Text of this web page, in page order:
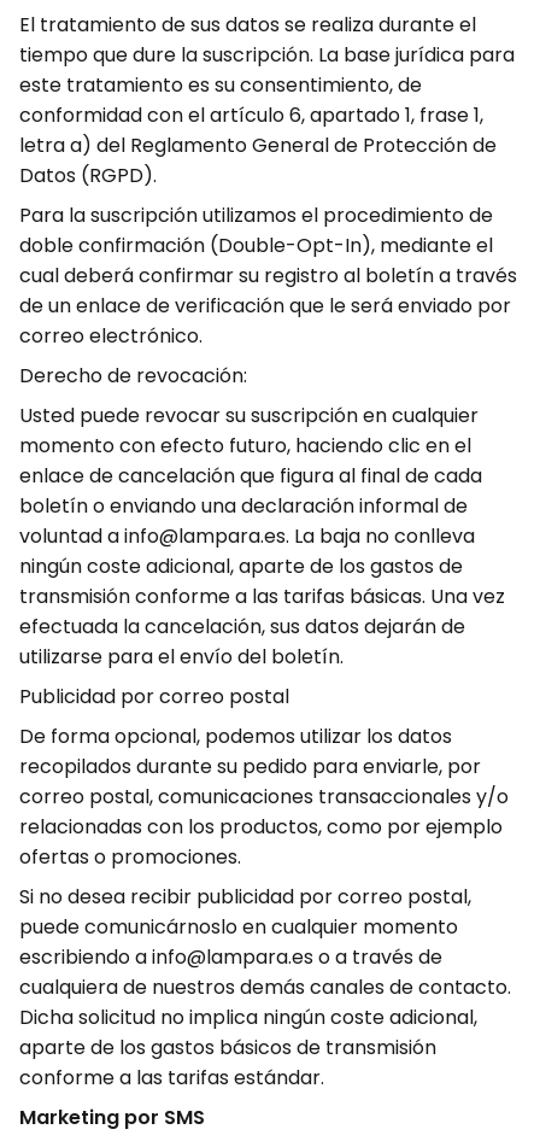
El tratamiento de sus datos se realiza durante el
tiempo que dure la suscripción. La base jurídica para
este tratamiento es su consentimiento, de
conformidad con el artículo 6, apartado 1, frase 1,
letra a) del Reglamento General de Protección de
Datos (RGPD).
Para la suscripción utilizamos el procedimiento de
doble confirmación (Double-Opt-In), mediante el
cual deberá confirmar su registro al boletín a través
de un enlace de verificación que le será enviado por
correo electrónico.
Derecho de revocación:
Usted puede revocar su suscripción en cualquier
momento con efecto futuro, haciendo clic en el
enlace de cancelación que figura al final de cada
boletín o enviando una declaración informal de
voluntad a info@lampara.es. La baja no conlleva
ningún coste adicional, aparte de los gastos de
transmisión conforme a las tarifas básicas. Una vez
efectuada la cancelación, sus datos dejarán de
utilizarse para el envío del boletín.
Publicidad por correo postal
De forma opcional, podemos utilizar los datos
recopilados durante su pedido para enviarle, por
correo postal, comunicaciones transaccionales y/o
relacionadas con los productos, como por ejemplo
ofertas o promociones.
Si no desea recibir publicidad por correo postal,
puede comunicárnoslo en cualquier momento
escribiendo a info@lampara.es o a través de
cualquiera de nuestros demás canales de contacto.
Dicha solicitud no implica ningún coste adicional,
aparte de los gastos básicos de transmisión
conforme a las tarifas estándar.
Marketing por SMS